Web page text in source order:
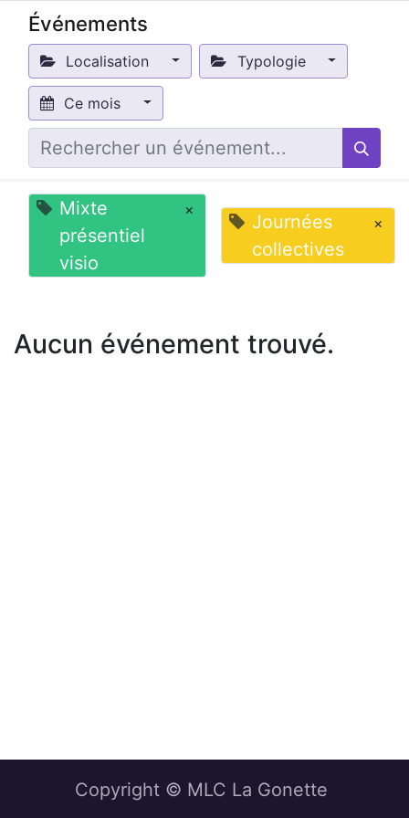
Événements
Localisation Typologie
Ce mois
Mixte
présentiel
visio
×
Journées
collectives
×
Aucun événement trouvé.
Copyright © MLC La Gonette